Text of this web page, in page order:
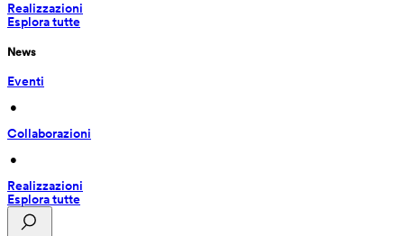
Realizzazioni
Esplora tutte
News
Eventi
•
Collaborazioni
•
Realizzazioni
Esplora tutte